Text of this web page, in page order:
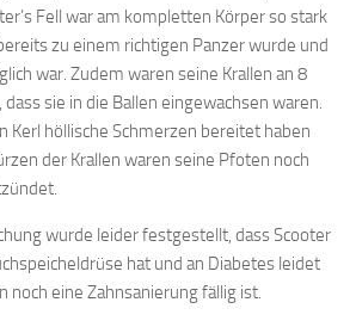
Fell war am kompletten Körper so stark
zu einem richtigen Panzer wurde und
war. Zudem waren seine Krallen an 8
sie in die Ballen eingewachsen waren.
Kerl höllische Schmerzen bereitet haben
der Krallen waren seine Pfoten noch
wurde leider festgestellt, dass Scooter
hat und an Diabetes leidet
noch eine Zahnsanierung fällig ist.